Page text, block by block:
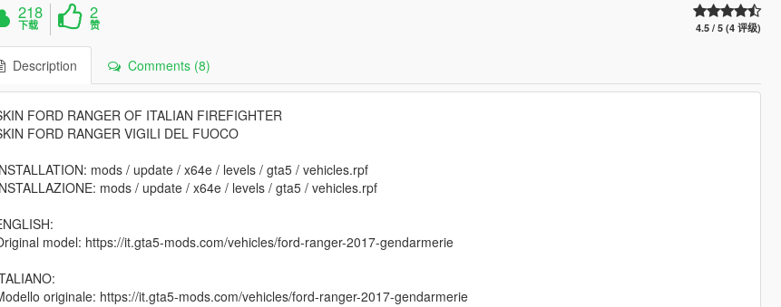
218
下载
2
赞 4.5 / 5 (4 评级)
Description Comments (8)
FORD RANGER OF ITALIAN FIREFIGHTER
FORD RANGER VIGILI DEL FUOCO
mods / update / x64e / levels / gta5 / vehicles.rpf
mods / update / x64e / levels / gta5 / vehicles.rpf
model: https://it.gta5-mods.com/vehicles/ford-ranger-2017-gendarmerie
originale: https://it.gta5-mods.com/vehicles/ford-ranger-2017-gendarmerie